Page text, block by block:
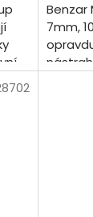
Benzar
7mm,
každý